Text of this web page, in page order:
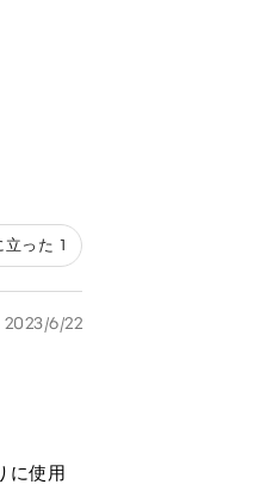
立った 1
2023/6/22
に使用